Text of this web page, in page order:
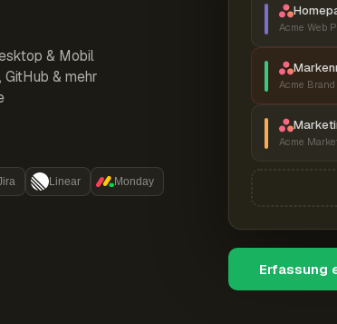
& Mobil
GitHub & mehr
Linear Monday
Acme Web
Acme
Acme
Erfassung